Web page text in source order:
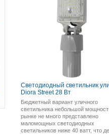
Светодиодный светильник
Diora Street 28 Вт
Бюджетный вариант уличного
светильника небольшой
рынке не много представлено
маломощных светодиодных
светильников ниже 40 ватт, что